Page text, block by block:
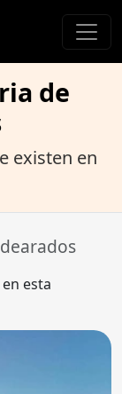
de
existen en
esta